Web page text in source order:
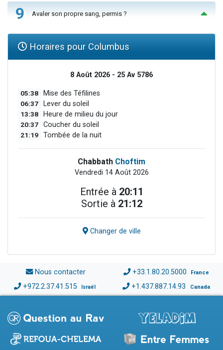
9 Avaler son propre sang, permis ?
Horaires pour Columbus
8 Août 2026 - 25 Av 5786
05:38 Mise des Téfilines
06:37 Lever du soleil
13:38 Heure de milieu du jour
20:37 Coucher du soleil
21:19 Tombée de la nuit
Chabbath Choftim
Vendredi 14 Août 2026
Entrée à 20:11
Sortie à 21:12
Changer de ville
Nous contacter +33.1.80.20.5000 France
+972.2.37.41.515 Israël +1.437.887.14.93 Canada